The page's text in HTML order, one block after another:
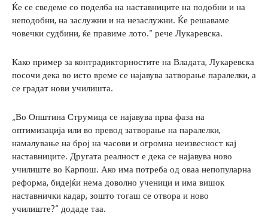
Ќе се сведеме со поделба на наставниците на подобни и на
неподобни, на заслужни и на незаслужни. Ќе решаваме
човечки судбини, ќе правиме лото.“ рече Лукаревска.
Како пример за контрадикторностите на Владата, Лукаревска
посочи дека во исто време се најавува затворање паралелки, а
се градат нови училишта.
„Во Општина Струмица се најавува прва фаза на
оптимизација или во превод затворање на паралелки,
намалување на број на часови и огромна неизвесност кај
наставниците. Другата реалност е дека се најавува ново
училиште во Карпош. Ако има потреба од оваа непопуларна
реформа, бидејќи нема доволно ученици и има вишок
наставнички кадар, зошто тогаш се отвора и ново
училиште?“ додаде таа.